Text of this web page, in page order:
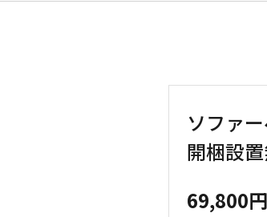
ソファ
開梱設
69,800円